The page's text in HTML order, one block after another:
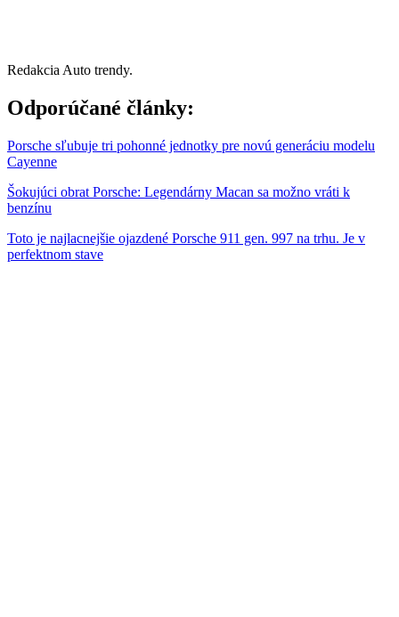
Redakcia Auto trendy.
Odporúčané články:
Porsche sľubuje tri pohonné jednotky pre novú generáciu modelu
Cayenne
Šokujúci obrat Porsche: Legendárny Macan sa možno vráti k
benzínu
Toto je najlacnejšie ojazdené Porsche 911 gen. 997 na trhu. Je v
perfektnom stave